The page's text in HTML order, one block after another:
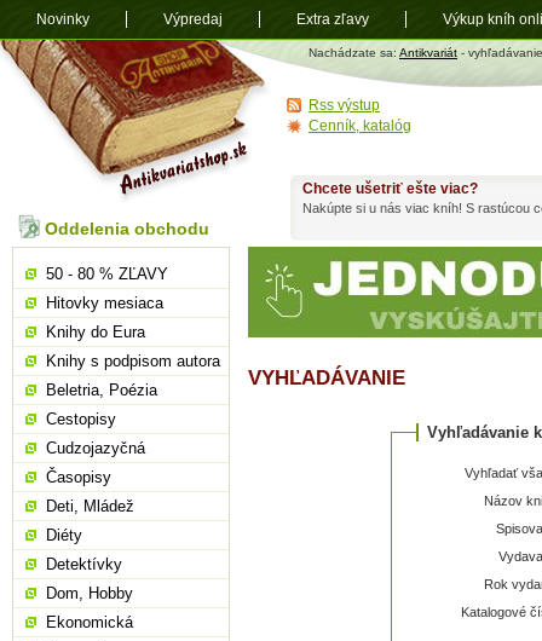
Antikvariát
shop.sk
Nachádzate sa: Antikvariát - vyhľadávanie
VYHĽADÁVANIE
Vyhľadávanie
Vyhľadať
Názov
Rok
Katalogové
Chcete ušetriť ešte viac?
Nakúpte si u nás viac kníh! S rastúcou
Oddelenia obchodu
50 - 80 % ZĽAVY
Hitovky mesiaca
Knihy do Eura
Knihy s podpisom autora
Beletria, Poézia
Cestopisy
Cudzojazyčná
Časopisy
Deti, Mládež
Diéty
Detektívky
Dom, Hobby
Ekonomická
Rss výstup
Cenník, katalóg
Novinky Výpredaj Extra zľavy Výkup kníh